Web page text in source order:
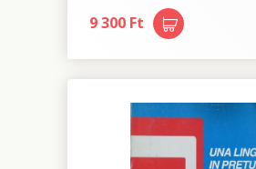
9 300 Ft